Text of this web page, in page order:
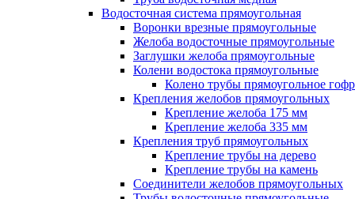
Водосточная система прямоугольная
Воронки врезные прямоугольные
Желоба водосточные прямоугольные
Заглушки желоба прямоугольные
Колени водостока прямоугольные
Колено трубы прямоугольное
Крепления желобов прямоугольных
Крепление желоба 175 мм
Крепление желоба 335 мм
Крепления труб прямоугольных
Крепление трубы на дерево
Крепление трубы на камень
Соединители желобов прямоугольных